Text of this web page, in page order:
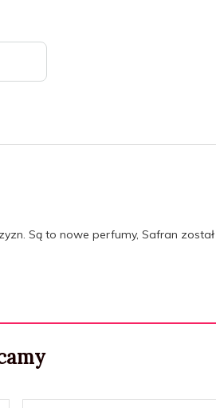
Są to nowe perfumy, Safran